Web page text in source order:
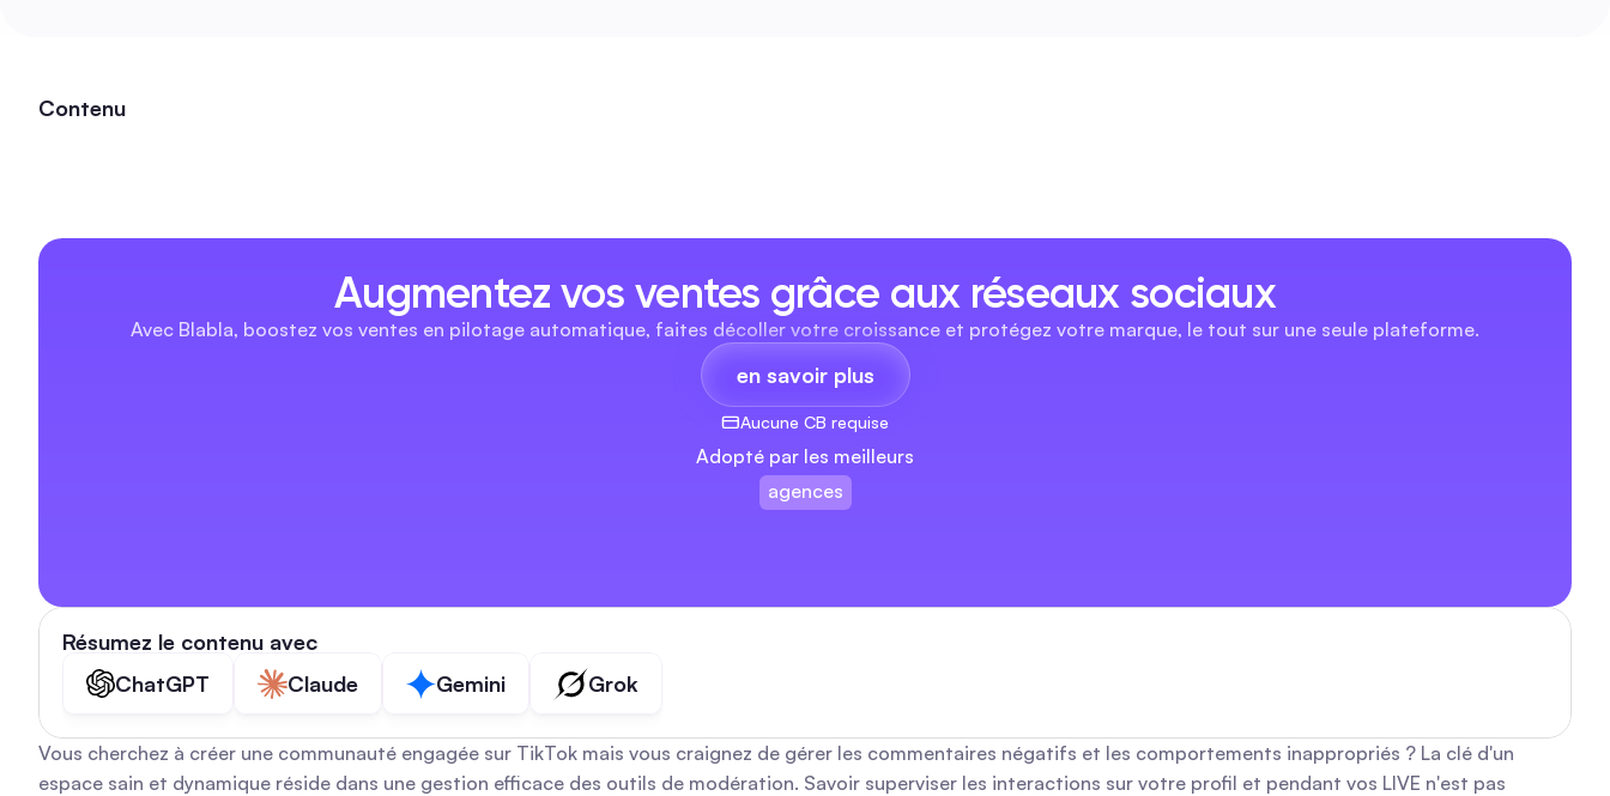
Contenu
Résumez le contenu avec
ChatGPT
Claude Gemini Grok
Vous cherchez à créer une communauté engagée sur TikTok mais vous craignez de gérer les commentaires négatifs et les comportements inappropriés ? La clé d'un
espace sain et dynamique réside dans une gestion efficace des outils de modération. Savoir superviser les interactions sur votre profil et pendant vos LIVE n'est pas
Augmentez vos ventes grâce aux réseaux sociaux
Avec Blabla, boostez vos ventes en pilotage automatique, faites décoller votre croissance et protégez votre marque, le tout sur une seule plateforme.
en savoir plus
Aucune CB requise
Adopté par les meilleurs
agences